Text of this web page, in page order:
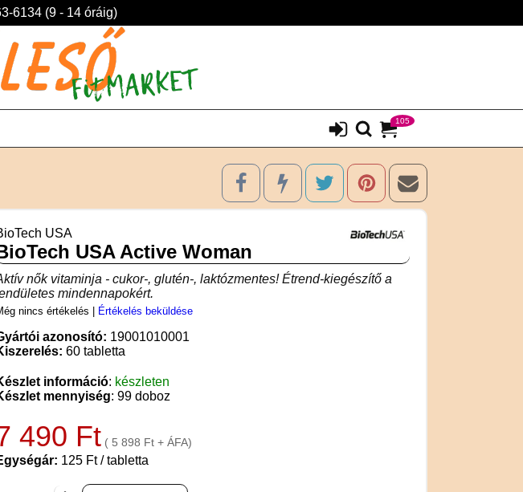
6134 (9 - 14 óráig)
105
USA
USA Active Woman
nők vitaminja - cukor-, glutén-, laktózmentes! Étrend-kiegészítő a
mindennapokért.
nincs értékelés Értékelés beküldése
azonosító: 19001010001
60 tabletta
információ: készleten
mennyiség: 99 doboz
490 Ft ( 5 898 Ft + ÁFA)
125 Ft / tabletta